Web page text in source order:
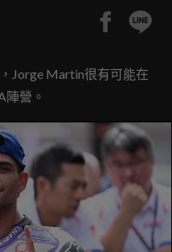
Jorge Martin很有可能在
營。